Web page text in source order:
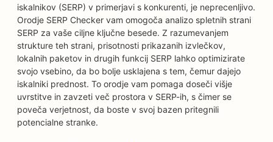
iskalnikov (SERP) v primerjavi s konkurenti, je neprecenljivo.
Orodje SERP Checker vam omogoča analizo spletnih strani
SERP za vaše ciljne ključne besede. Z razumevanjem
strukture teh strani, prisotnosti prikazanih izvlečkov,
lokalnih paketov in drugih funkcij SERP lahko optimizirate
svojo vsebino, da bo bolje usklajena s tem, čemur dajejo
iskalniki prednost. To orodje vam pomaga doseči višje
uvrstitve in zavzeti več prostora v SERP-ih, s čimer se
poveča verjetnost, da boste v svoj bazen pritegnili
potencialne stranke.